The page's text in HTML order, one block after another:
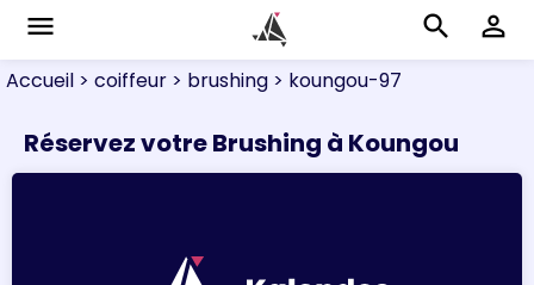
menu search perm_identity
Accueil > coiffeur > brushing > koungou-97
Réservez votre Brushing à Koungou